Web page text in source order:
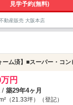
見学予約(無料)
動産販売 大阪本店
ーム済】■スーパー・コ
円
/ 築29年4ヶ月
（21.33坪）（登記）